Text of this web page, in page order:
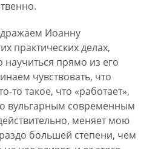
Иоанну
практических делах,
прямо из его
чувствовать, что
то такое, что «работает»,
вульгарным современным
меняет мою
большей степени, чем